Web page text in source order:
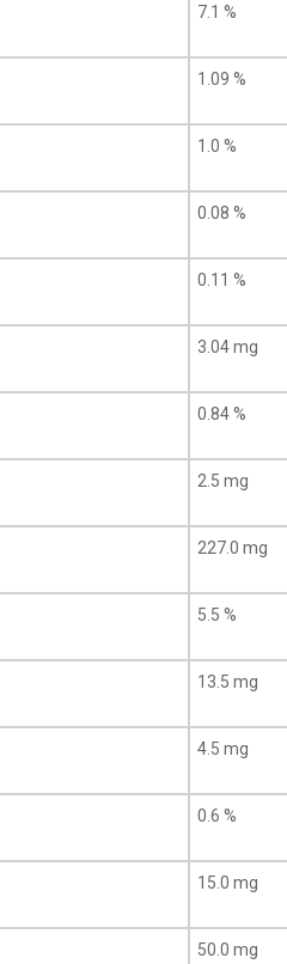
7.1 %
1.09 %
1.0 %
0.08 %
0.11 %
3.04 mg
0.84 %
2.5 mg
227.0 mg
5.5 %
13.5 mg
4.5 mg
0.6 %
15.0 mg
50.0 mg